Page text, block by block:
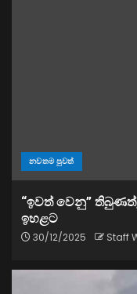
නවතම පුවත්
“ඉවත් වෙනු”
ඉහළට
30/12/2025 Staff